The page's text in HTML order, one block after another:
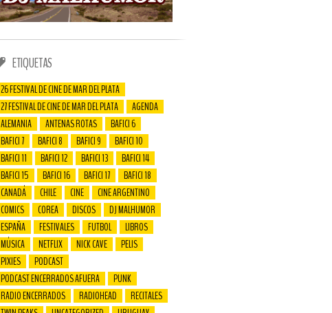
ETIQUETAS
26 FESTIVAL DE CINE DE MAR DEL PLATA
27 FESTIVAL DE CINE DE MAR DEL PLATA
AGENDA
ALEMANIA
ANTENAS ROTAS
BAFICI 6
BAFICI 7
BAFICI 8 BAFICI 9
BAFICI 10
BAFICI 11
BAFICI 12 BAFICI 13
BAFICI 14
BAFICI 15
BAFICI 16 BAFICI 17
BAFICI 18
CANADÁ
CHILE CINE
CINE ARGENTINO
COMICS
COREA DISCOS
DJ MALHUMOR
ESPAÑA
FESTIVALES FUTBOL
LIBROS
MÚSICA
NETFLIX NICK CAVE
PELIS
PIXIES
PODCAST
PODCAST ENCERRADOS AFUERA
PUNK
RADIO ENCERRADOS
RADIOHEAD
RECITALES